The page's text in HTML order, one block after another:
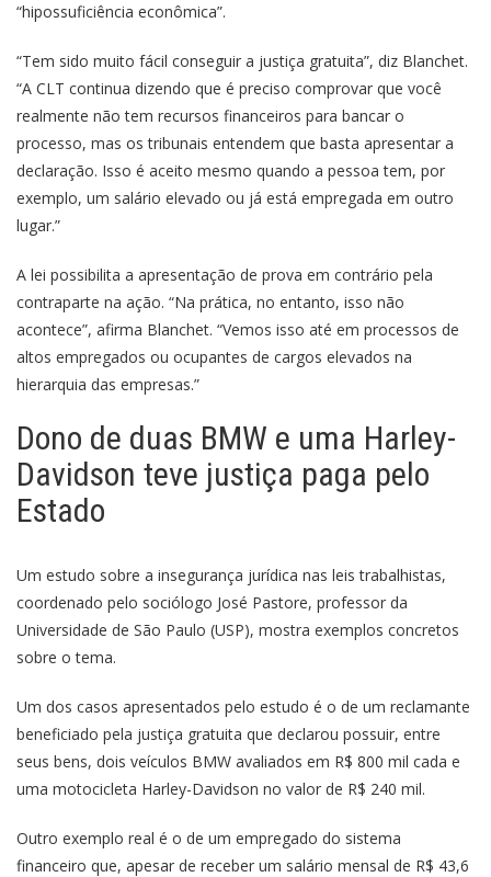
“hipossuficiência econômica”.
“Tem sido muito fácil conseguir a justiça gratuita”, diz Blanchet.
“A CLT continua dizendo que é preciso comprovar que você
realmente não tem recursos financeiros para bancar o
processo, mas os tribunais entendem que basta apresentar a
declaração. Isso é aceito mesmo quando a pessoa tem, por
exemplo, um salário elevado ou já está empregada em outro
lugar.”
A lei possibilita a apresentação de prova em contrário pela
contraparte na ação. “Na prática, no entanto, isso não
acontece”, afirma Blanchet. “Vemos isso até em processos de
altos empregados ou ocupantes de cargos elevados na
hierarquia das empresas.”
Dono de duas BMW e uma Harley-
Davidson teve justiça paga pelo
Estado
Um estudo sobre a insegurança jurídica nas leis trabalhistas,
coordenado pelo sociólogo José Pastore, professor da
Universidade de São Paulo (USP), mostra exemplos concretos
sobre o tema.
Um dos casos apresentados pelo estudo é o de um reclamante
beneficiado pela justiça gratuita que declarou possuir, entre
seus bens, dois veículos BMW avaliados em R$ 800 mil cada e
uma motocicleta Harley-Davidson no valor de R$ 240 mil.
Outro exemplo real é o de um empregado do sistema
financeiro que, apesar de receber um salário mensal de R$ 43,6